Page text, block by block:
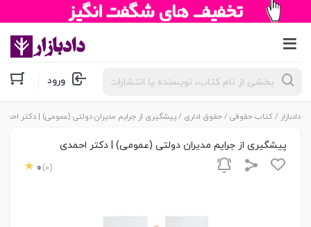
جستجوی
محصولات ورود
دادبازار /کتاب حقوقی /حقوق اداری / پیشگیری از جرایم مدیران دولتی (عمومی) | دکتر
پیشگیری از جرایم مدیران دولتی (عمومی) | دکتر احمدی
0 (0)